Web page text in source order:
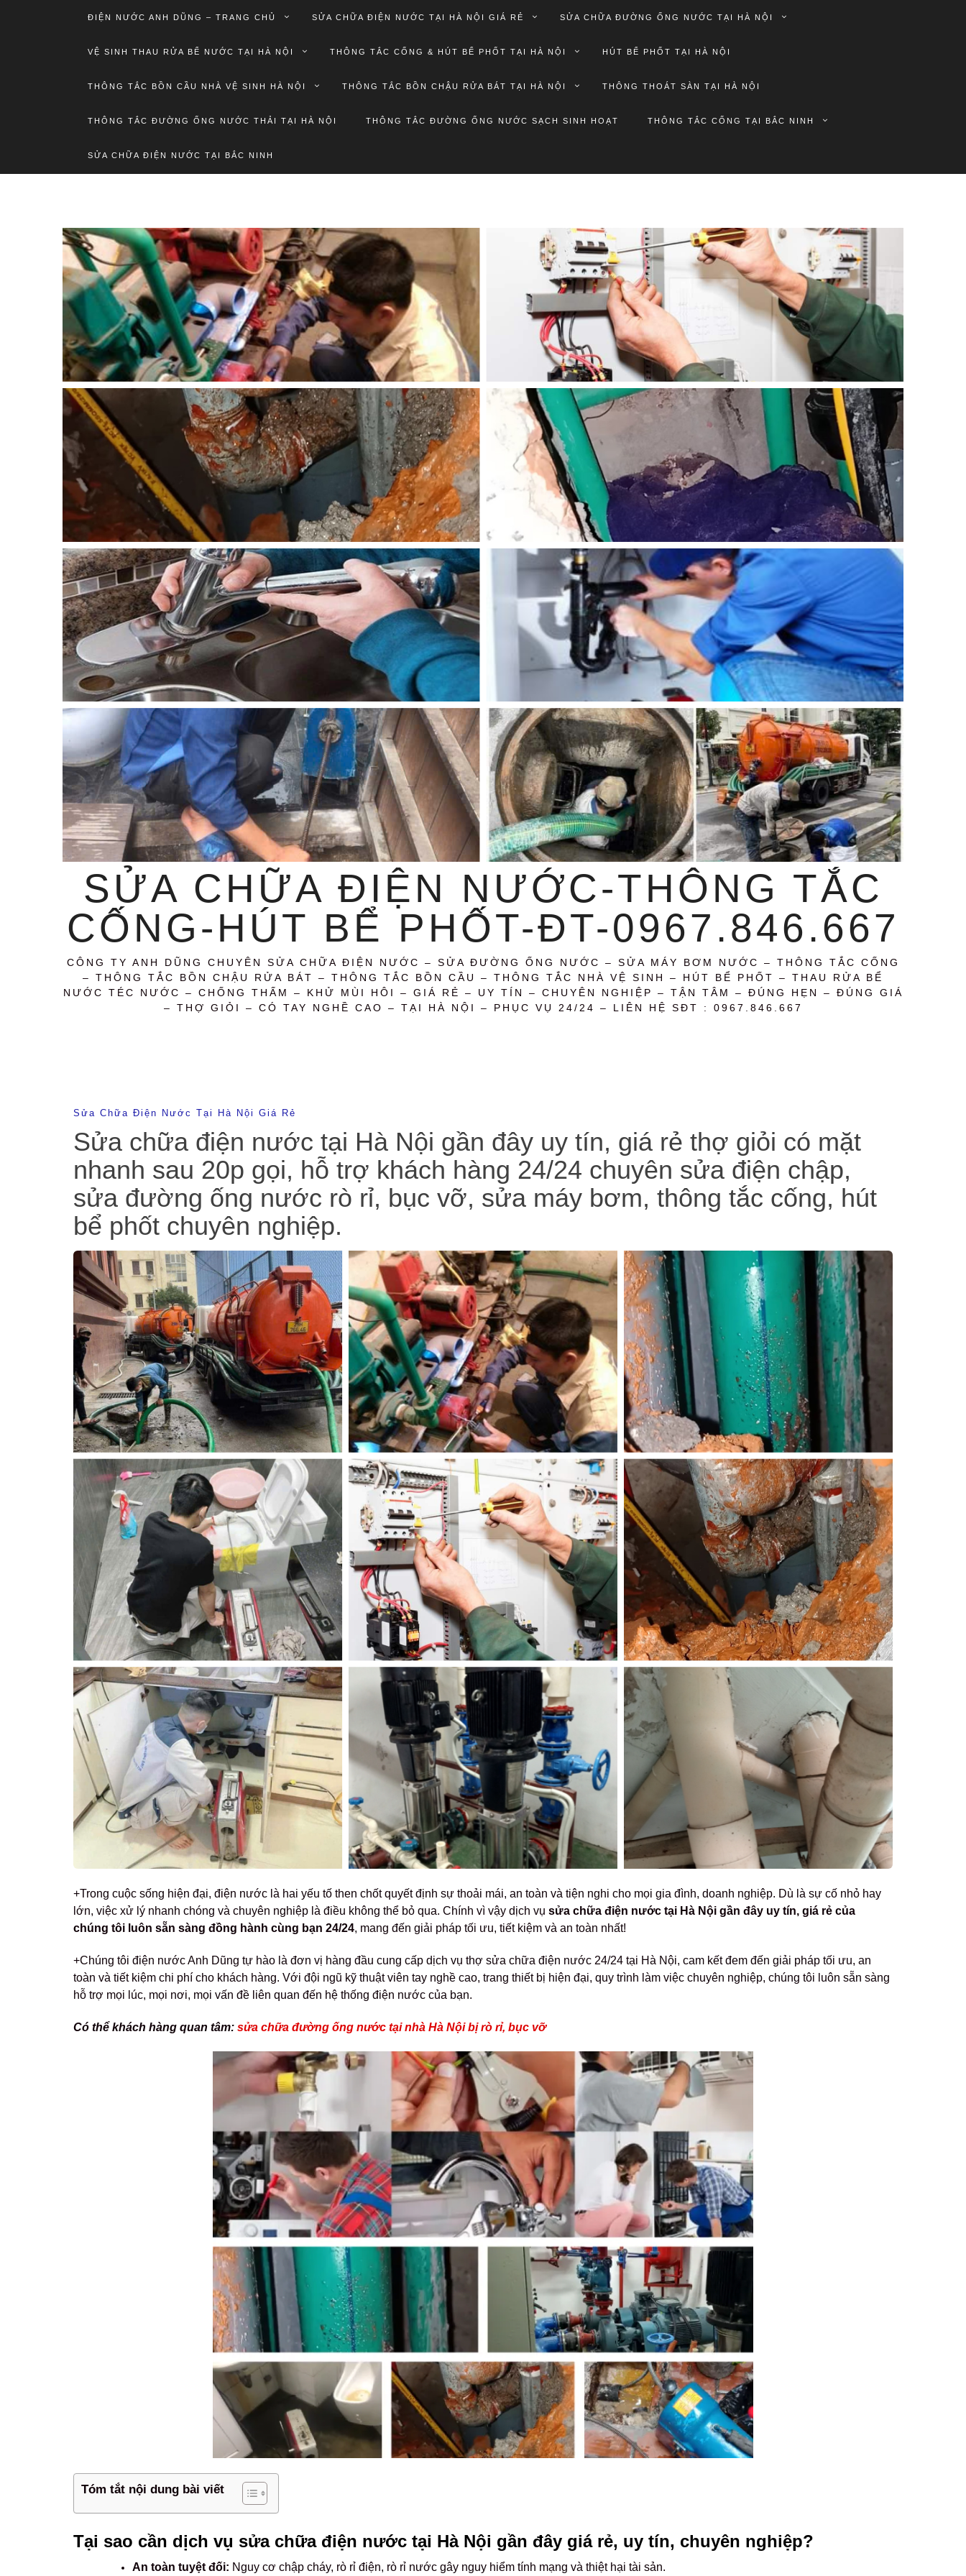
ĐIỆN NƯỚC ANH DŨNG – TRANG CHỦ SỬA CHỮA ĐIỆN NƯỚC TẠI HÀ NỘI GIÁ RẺ SỬA CHỮA ĐƯỜNG ỐNG NƯỚC TẠI HÀ NỘI
VỆ SINH THAU RỬA BỂ NƯỚC TẠI HÀ NỘI THÔNG TẮC CỐNG & HÚT BỂ PHỐT TẠI HÀ NỘI HÚT BỂ PHỐT TẠI HÀ NỘI
THÔNG TẮC BỒN CẦU NHÀ VỆ SINH HÀ NỘI THÔNG TẮC BỒN CHẬU RỬA BÁT TẠI HÀ NỘI THÔNG THOÁT SÀN TẠI HÀ NỘI
THÔNG TẮC ĐƯỜNG ỐNG NƯỚC THẢI TẠI HÀ NỘI THÔNG TẮC ĐƯỜNG ỐNG NƯỚC SẠCH SINH HOẠT THÔNG TẮC CỐNG TẠI BẮC NINH
SỬA CHỮA ĐIỆN NƯỚC TẠI BẮC NINH
SỬA CHỮA ĐIỆN NƯỚC-THÔNG TẮC
CỐNG-HÚT BỂ PHỐT-ĐT-0967.846.667
CÔNG TY ANH DŨNG CHUYÊN SỬA CHỮA ĐIỆN NƯỚC – SỬA ĐƯỜNG ỐNG NƯỚC – SỬA MÁY BƠM NƯỚC – THÔNG TẮC CỐNG
– THÔNG TẮC BỒN CHẬU RỬA BÁT – THÔNG TẮC BỒN CẦU – THÔNG TẮC NHÀ VỆ SINH – HÚT BỂ PHỐT – THAU RỬA BỂ
NƯỚC TÉC NƯỚC – CHỐNG THẤM – KHỬ MÙI HÔI – GIÁ RẺ – UY TÍN – CHUYÊN NGHIỆP – TẬN TÂM – ĐÚNG HẸN – ĐÚNG GIÁ
– THỢ GIỎI – CÓ TAY NGHỀ CAO – TẠI HÀ NỘI – PHỤC VỤ 24/24 – LIÊN HỆ SĐT : 0967.846.667
Sửa Chữa Điện Nước Tại Hà Nội Giá Rẻ
Sửa chữa điện nước tại Hà Nội gần đây uy tín, giá rẻ thợ giỏi có mặt
nhanh sau 20p gọi, hỗ trợ khách hàng 24/24 chuyên sửa điện chập,
sửa đường ống nước rò rỉ, bục vỡ, sửa máy bơm, thông tắc cống, hút
bể phốt chuyên nghiệp.
+Trong cuộc sống hiện đại, điện nước là hai yếu tố then chốt quyết định sự thoải mái, an toàn và tiện nghi cho mọi gia đình, doanh nghiệp. Dù là sự cố nhỏ hay
lớn, việc xử lý nhanh chóng và chuyên nghiệp là điều không thể bỏ qua. Chính vì vậy dịch vụ sửa chữa điện nước tại Hà Nội gần đây uy tín, giá rẻ của
chúng tôi luôn sẵn sàng đồng hành cùng bạn 24/24, mang đến giải pháp tối ưu, tiết kiệm và an toàn nhất!
+Chúng tôi điện nước Anh Dũng tự hào là đơn vị hàng đầu cung cấp dịch vụ thợ sửa chữa điện nước 24/24 tại Hà Nội, cam kết đem đến giải pháp tối ưu, an
toàn và tiết kiệm chi phí cho khách hàng. Với đội ngũ kỹ thuật viên tay nghề cao, trang thiết bị hiện đại, quy trình làm việc chuyên nghiệp, chúng tôi luôn sẵn sàng
hỗ trợ mọi lúc, mọi nơi, mọi vấn đề liên quan đến hệ thống điện nước của bạn.
Có thể khách hàng quan tâm: sửa chữa đường ống nước tại nhà Hà Nội bị rò rỉ, bục vỡ
Tóm tắt nội dung bài viết
Tại sao cần dịch vụ sửa chữa điện nước tại Hà Nội gần đây giá rẻ, uy tín, chuyên nghiệp?
An toàn tuyệt đối: Nguy cơ chập cháy, rò rỉ điện, rò rỉ nước gây nguy hiểm tính mạng và thiệt hại tài sản.